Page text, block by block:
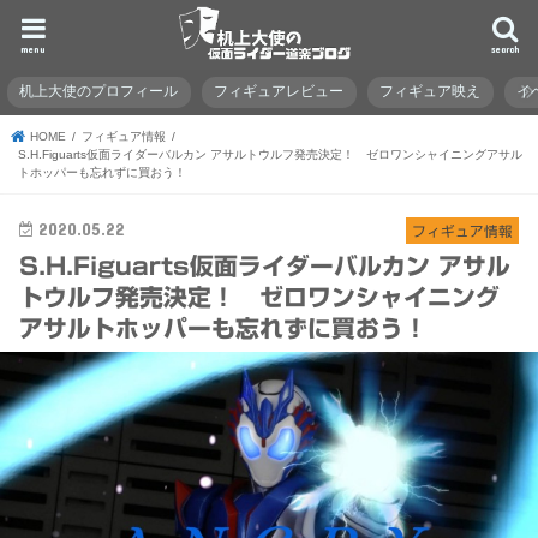
search
menu
机上大使のプロフィール フィギュアレビュー フィギュア映え イ
HOME
フィギュア情報
S.H.Figuarts仮面ライダーバルカン アサルトウルフ発売決定！ ゼロワンシャイニングアサル
トホッパーも忘れずに買おう！
フィギュア情報
2020.05.22
S.H.Figuarts仮面ライダーバルカン アサル
トウルフ発売決定！ ゼロワンシャイニング
アサルトホッパーも忘れずに買おう！